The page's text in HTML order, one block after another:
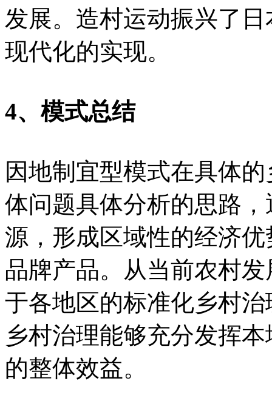
发展。造村运动振兴了
现代化的实现。
4、模式总结
因地制宜型模式在具体
体问题具体分析的思路
源，形成区域性的经济
品牌产品。从当前农村
于各地区的标准化乡村
乡村治理能够充分发挥
的整体效益。